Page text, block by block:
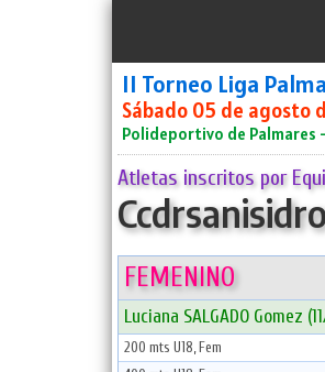
II Torneo Liga
Sábado 05 de agosto
Polideportivo de Palmares
Atletas inscritos por
FEMENINO
Luciana SALGADO Gomez
200 mts U18, Fem